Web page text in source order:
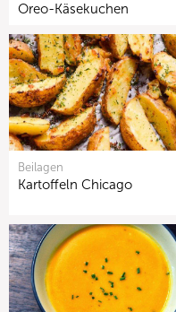
Oreo-Käsekuchen
Beilagen
Kartoffeln Chicago